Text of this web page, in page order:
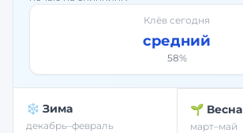
Клёв сегодня
средний
58%
❄️ Зима
декабрь–февраль
🌱 Весна
март–май